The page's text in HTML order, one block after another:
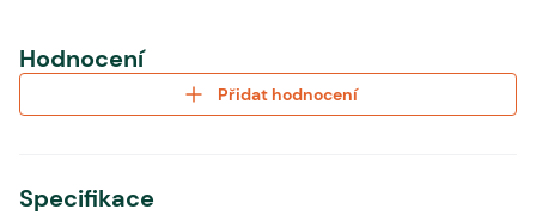
Hodnocení
Přidat hodnocení
Specifikace